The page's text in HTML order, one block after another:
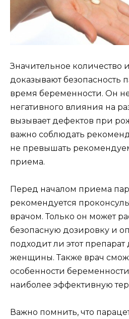
Значительное количество
доказывают безопасность
время беременности. Он
негативного влияния на
вызывает дефектов при
важно соблюдать
не превышать
приема.
Перед началом приема
рекомендуется
врачом. Только он может
безопасную дозировку и
подходит ли этот
женщины. Также врач
особенности
наиболее эффективную
Важно помнить, что